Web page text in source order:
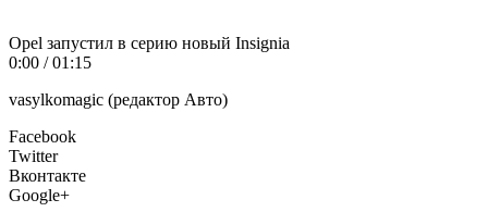
Opel запустил в серию новый Insignia
0:00 / 01:15
vasylkomagic (редактор Авто)
Facebook
Twitter
Вконтакте
Google+